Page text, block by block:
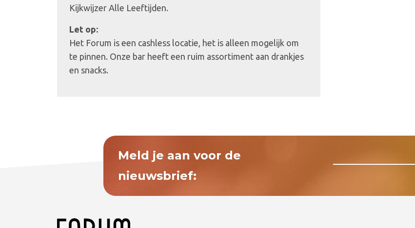
Kijkwijzer Alle Leeftijden.
Let op:
Het Forum is een cashless locatie, het is alleen mogelijk om
te pinnen. Onze bar heeft een ruim assortiment aan drankjes
en snacks.
Meld je aan voor de
nieuwsbrief: